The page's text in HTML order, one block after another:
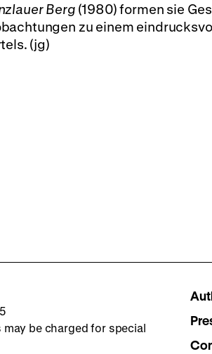
Berg (1980) formen sie
zu einem
(jg)
may be charged for special